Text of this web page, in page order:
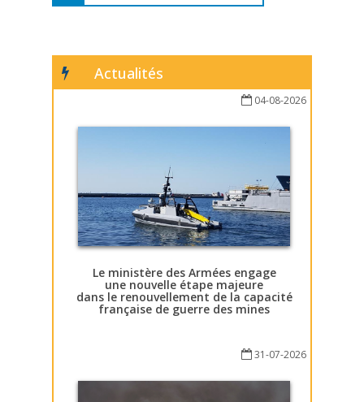
Actualités
04-08-2026
Le ministère des Armées engage
une nouvelle étape majeure
dans le renouvellement de la capacité
française de guerre des mines
31-07-2026